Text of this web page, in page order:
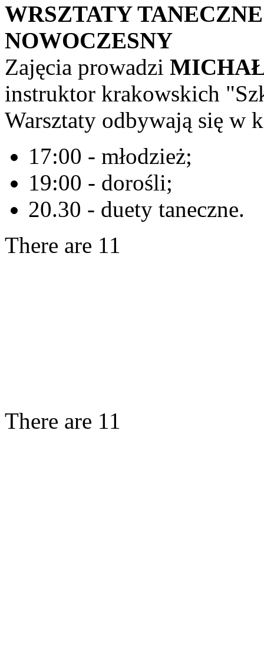
WRSZTATY
NOWOCZESNY
Zajęcia prowadzi
instruktor krakowskich
Warsztaty odbywają się w
17:00 - młodzież;
19:00 - dorośli;
20.30 - duety taneczne.
There are 11
There are 11